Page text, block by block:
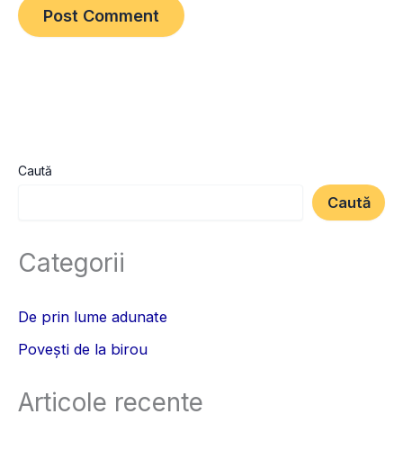
Caută
Caută
Categorii
De prin lume adunate
Povești de la birou
Articole recente